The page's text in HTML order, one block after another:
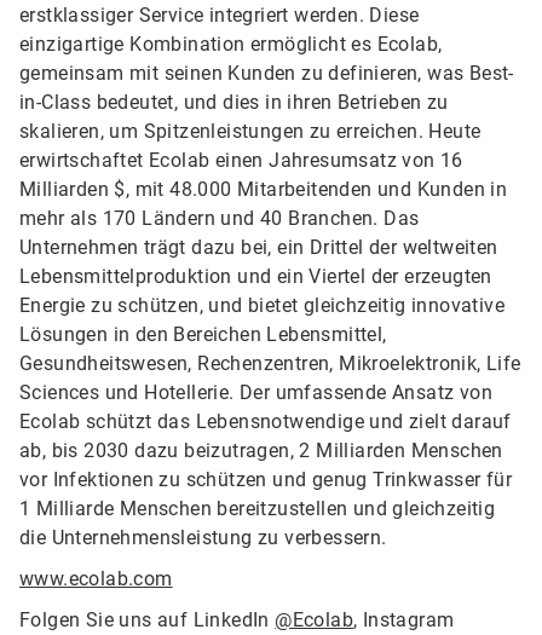
erstklassiger Service integriert werden. Diese
einzigartige Kombination ermöglicht es Ecolab,
gemeinsam mit seinen Kunden zu definieren, was Best-
in-Class bedeutet, und dies in ihren Betrieben zu
skalieren, um Spitzenleistungen zu erreichen. Heute
erwirtschaftet Ecolab einen Jahresumsatz von 16
Milliarden $, mit 48.000 Mitarbeitenden und Kunden in
mehr als 170 Ländern und 40 Branchen. Das
Unternehmen trägt dazu bei, ein Drittel der weltweiten
Lebensmittelproduktion und ein Viertel der erzeugten
Energie zu schützen, und bietet gleichzeitig innovative
Lösungen in den Bereichen Lebensmittel,
Gesundheitswesen, Rechenzentren, Mikroelektronik, Life
Sciences und Hotellerie. Der umfassende Ansatz von
Ecolab schützt das Lebensnotwendige und zielt darauf
ab, bis 2030 dazu beizutragen, 2 Milliarden Menschen
vor Infektionen zu schützen und genug Trinkwasser für
1 Milliarde Menschen bereitzustellen und gleichzeitig
die Unternehmensleistung zu verbessern.
www.ecolab.com
Folgen Sie uns auf LinkedIn @Ecolab, Instagram